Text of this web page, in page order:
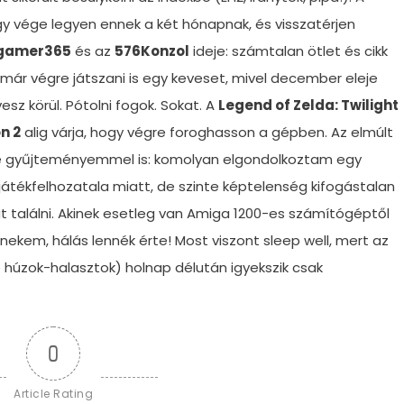
vége legyen ennek a két hónapnak, és visszatérjen
és az 576Konzol ideje: számtalan ötlet és cikk
végre játszani is egy keveset, mivel december eleje
körül. Pótolni fogok. Sokat. A Legend of Zelda: Twilight
2alig várja, hogy végre foroghasson a gépben. Az elmúlt
is: komolyan elgondolkoztam egy
miatt, de szinte képtelenség kifogástalan
Akinek esetleg van Amiga 1200-es számítógéptől
hálás lennék érte! Most viszont sleep well, mert az
halasztok) holnap délután igyekszik csak
0
Article Rating